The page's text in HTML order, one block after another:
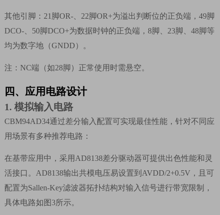
其他引脚： 21 脚OR-、 22脚OR+为溢出判断位的正负端， 49脚
DCO-、 50脚DCO+为数据时钟的正负端， 8脚、 23脚、 48脚等
均为数字地（GNDD）。
注： NC端（如28脚）正常使用时需悬空。
四、 应用电路设计
1. 模拟输入电路
CBM94AD34通过差分输入配置可实现最佳性能，针对不同应
用场景有多种推荐电路：
在基带应用中，采用 AD8138差分驱动器可提供出色性能和灵
活接口。 AD8138输出共模电压易设置到 AVDD/2+0.5V ，且可
配置为Sallen-Key滤波器拓扑结构对输入信号进行带宽限制，
具体电路如图 3所示。